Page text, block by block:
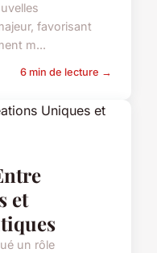
favorisant
m...
6 min de lecture →
et
un rôle